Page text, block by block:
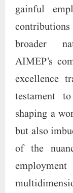
gainful
broader
AIMEP’s
excellence
testament
shaping a
but also
of the